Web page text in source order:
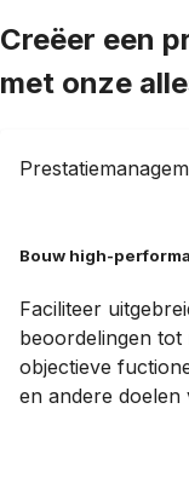
Creëer een
met onze
Bouw high-
Faciliteer
beoordelingen
objectieve
en andere